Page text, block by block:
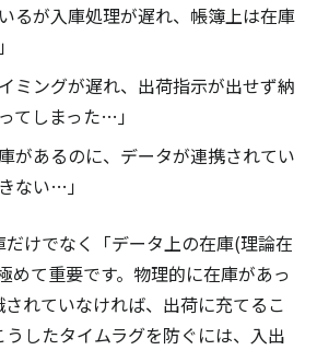
るが入庫処理が遅れ、帳簿上は在庫
ミングが遅れ、出荷指示が出せず納
てしまった…」
があるのに、データが連携されてい
ない…」
けでなく「データ上の在庫(理論在
めて重要です。物理的に在庫があっ
れていなければ、出荷に充てるこ
したタイムラグを防ぐには、入出